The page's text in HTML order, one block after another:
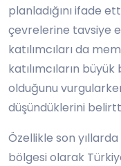
planladığını ifade
çevrelerine tavsiye
katılımcıları da
katılımcıların
olduğunu
düşündüklerini
Özellikle son
bölgesi olarak